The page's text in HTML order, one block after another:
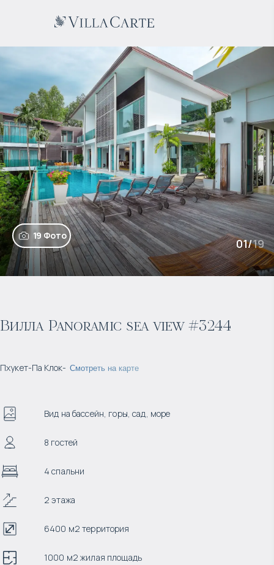
19 Фото
01/19
Вилла Panoramic sea view #3244
Пхукет-Па Клок- Смотреть на карте
Вид на бассейн, горы, сад, море
8 гостей
4 спальни
2 этажа
6400 м2 территория
1000 м2 жилая площадь